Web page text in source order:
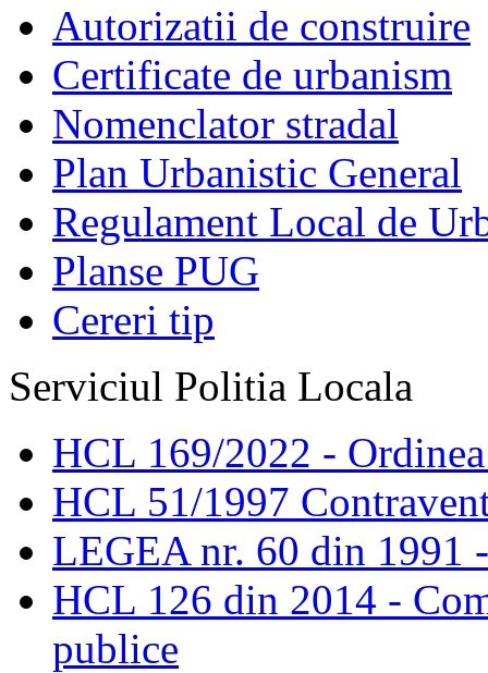
Autorizatii de construire
Certificate de urbanism
Nomenclator stradal
Plan Urbanistic General
Regulament Local de
Planse PUG
Cereri tip
Serviciul Politia Locala
HCL 169/2022 -
HCL 51/1997
LEGEA nr. 60 din 1991
HCL 126 din 2014 -
publice